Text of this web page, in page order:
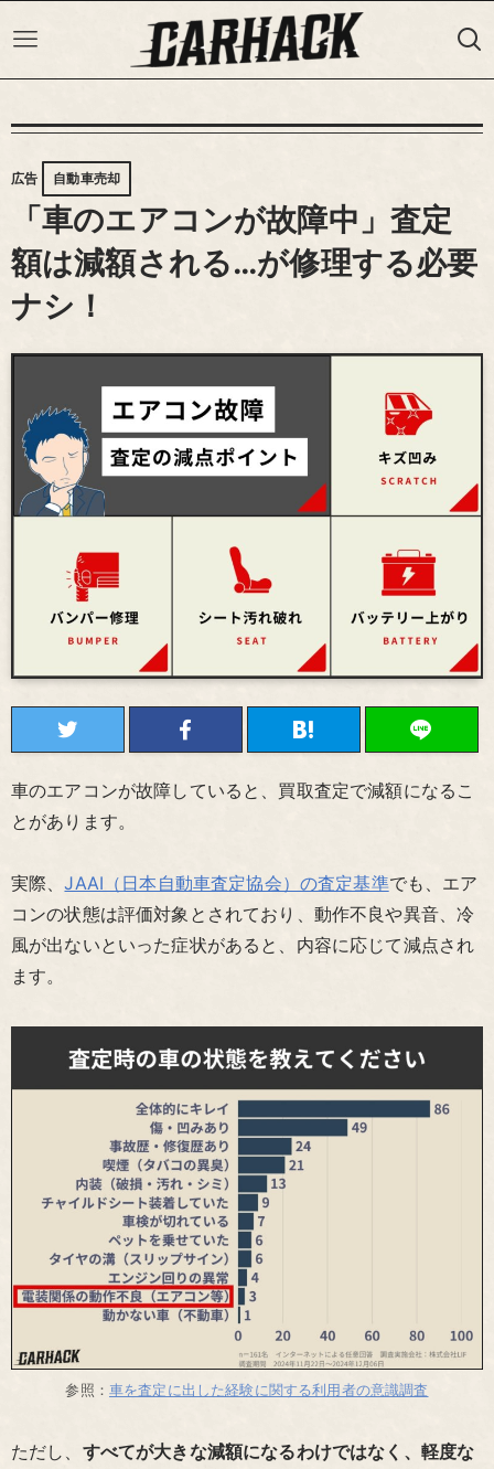
広告 自動車売却
「車のエアコンが故障中」査定
額は減額される…が修理する必要
ナシ！
車のエアコンが故障していると、買取査定で減額になるこ
とがあります。
実際、JAAI（日本自動車査定協会）の査定基準でも、エア
コンの状態は評価対象とされており、動作不良や異音、冷
風が出ないといった症状があると、内容に応じて減点され
ます。
参照： 車を査定に出した経験に関する利用者の意識調査
ただし、 すべてが大きな減額になるわけではなく、軽度な